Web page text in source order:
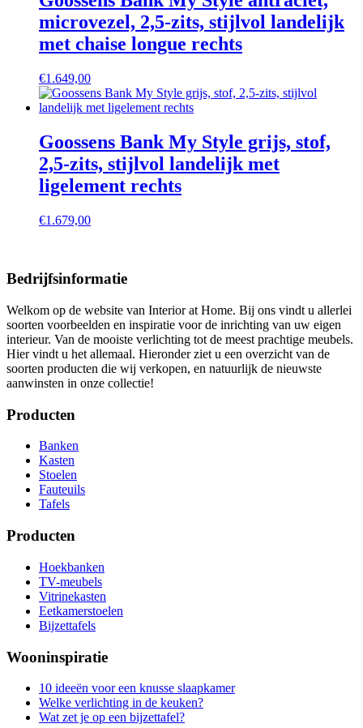
microvezel, 2,5-zits, stijlvol landelijk
met chaise longue rechts
€1.649,00
Goossens Bank My Style grijs, stof,
2,5-zits, stijlvol landelijk met
ligelement rechts
€1.679,00
Bedrijfsinformatie
Welkom op de website van Interior at Home. Bij ons vindt u allerlei
soorten voorbeelden en inspiratie voor de inrichting van uw eigen
interieur. Van de mooiste verlichting tot de meest prachtige meubels.
Hier vindt u het allemaal. Hieronder ziet u een overzicht van de
soorten producten die wij verkopen, en natuurlijk de nieuwste
aanwinsten in onze collectie!
Producten
Banken
Kasten
Stoelen
Fauteuils
Tafels
Producten
Hoekbanken
TV-meubels
Vitrinekasten
Eetkamerstoelen
Bijzettafels
Wooninspiratie
10 ideeën voor een knusse slaapkamer
Welke verlichting in de keuken?
Wat zet je op een bijzettafel?